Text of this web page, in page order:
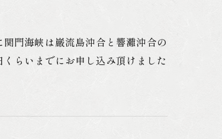
門海峡は巌流島沖合と響灘沖合の
らいまでにお申し込み頂けました